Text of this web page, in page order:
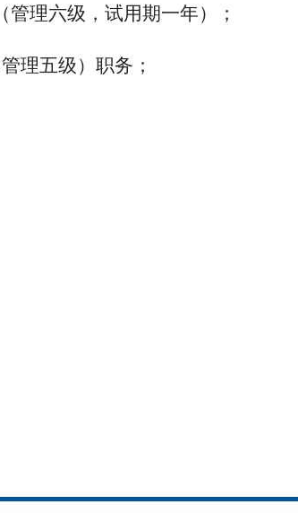
理六级，试用期一年）；
理五级）职务；